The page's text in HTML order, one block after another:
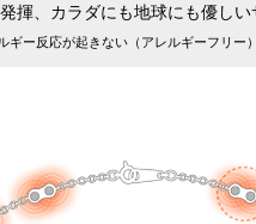
お買
揮、カラダにも地球にも優しい
ギー反応が起きない（アレルギーフリー